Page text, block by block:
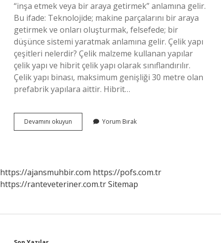
“inşa etmek veya bir araya getirmek” anlamına gelir.
Bu ifade: Teknolojide; makine parçalarını bir araya
getirmek ve onları oluşturmak, felsefede; bir
düşünce sistemi yaratmak anlamına gelir. Çelik yapı
çeşitleri nelerdir? Çelik malzeme kullanan yapılar
çelik yapı ve hibrit çelik yapı olarak sınıflandırılır.
Çelik yapı binası, maksimum genişliği 30 metre olan
prefabrik yapılara aittir. Hibrit…
Devamını okuyun Konstrüksiyon
Çeşitleri
Yorum Bırak
https://ajansmuhbir.com https://pofs.com.tr
https://ranteveteriner.com.trSitemap